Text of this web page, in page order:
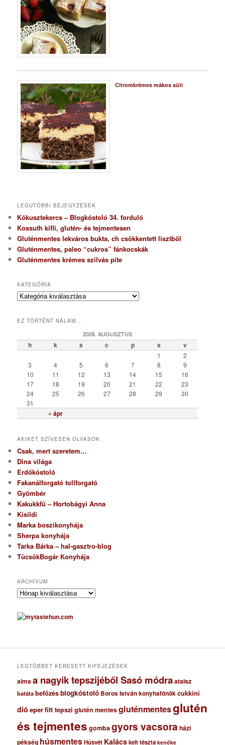
Citromkrémes mákos süti
LEGUTÓBBI BEJEGYZÉSEK
Kókusztekercs – Blogkóstoló 34. forduló
Kossuth kifli, glutén- és tejmentesen
Gluténmentes lekváros bukta, ch csökkentett lisztből
Gluténmentes, paleo “cukros” fánkocskák
Gluténmentes krémes szilvás pite
KATEGÓRIA
K
e
r
EZ TÖRTÉNT NÁLAM…
2026. AUGUSZTUS
h k s c p s v
« ápr
1
2
3
4 5 6 7 8
9
10
11 12 13 14 15
16
17
18 19 20 21 22
23
24
25 26 27 28 29
30
31
AKIKET SZÍVESEN OLVASOK
Csak, mert szeretem…
Dina világa
Erdőkóstoló
Fakanálforgató tollforgató
Gyömbér
Kakukkfű – Hortobágyi Anna
Kisildi
Marka boszikonyhája
Sherpa konyhája
Tarka Bárka – hal-gasztro-blog
TücsökBogár Konyhája
ARCHÍVUM
A
c
h
u
LEGTÖBBET KERESETT KIFEJEZÉSEK
almaa nagyik tepszijéből Sasó módraataisz
batáta befőzésblogkóstoló Boros István konyhafőnökcukkini
dió eperfitt tepszi glutén mentesgluténmentesglutén
és tejmentes gombagyors vacsora házi
pékség húsmentesHúsvét Kalácskelt tészta kenőke